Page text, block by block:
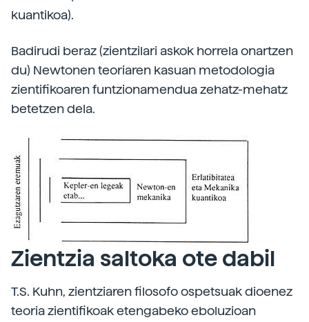
kuantikoa).
Badirudi beraz (zientzilari askok horrela onartzen
du) Newtonen teoriaren kasuan metodologia
zientifikoaren funtzionamendua zehatz-mehatz
betetzen dela.
Zientzia saltoka ote dabil
T.S. Kuhn, zientziaren filosofo ospetsuak dioenez
teoria zientifikoak etengabeko eboluzioan